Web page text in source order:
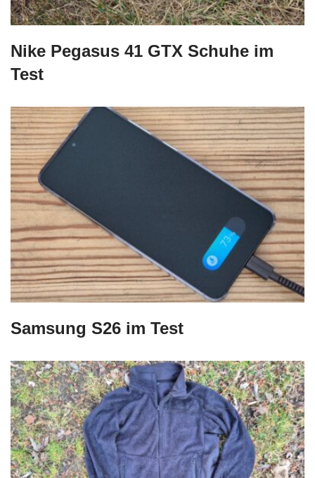
Nike Pegasus 41 GTX Schuhe im
Test
Samsung S26 im Test